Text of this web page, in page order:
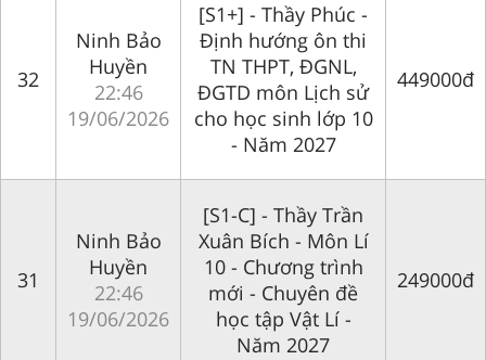
32
Ninh Bảo
Huyền
22:46
19/06/2026
[S1+] - Thầy Phúc -
Định hướng ôn thi
TN THPT, ĐGNL,
ĐGTD môn Lịch sử
cho học sinh lớp 10
- Năm 2027
449000đ
31
Ninh Bảo
Huyền
22:46
19/06/2026
[S1-C] - Thầy Trần
Xuân Bích - Môn Lí
10 - Chương trình
mới - Chuyên đề
học tập Vật Lí -
Năm 2027
249000đ